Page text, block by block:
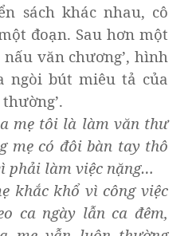
sách khác nhau, cô
đoạn. Sau hơn một
văn chương’, hình
ngòi bút miêu tả của
mẹ tôi là làm văn thư
mẹ có đôi bàn tay thô
phải làm việc nặng…
khắc khổ vì công việc
ca ngày lẫn ca đêm,